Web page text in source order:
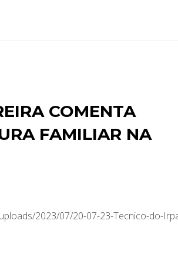
COMENTA
FAMILIAR NA
2023/07/20-07-23-Tecnico-do-